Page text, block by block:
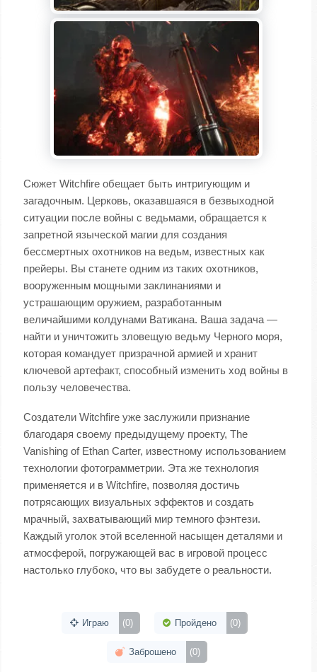
Сюжет Witchfire обещает быть интригующим и
загадочным. Церковь, оказавшаяся в безвыходной
ситуации после войны с ведьмами, обращается к
запретной языческой магии для создания
бессмертных охотников на ведьм, известных как
прейеры. Вы станете одним из таких охотников,
вооруженным мощными заклинаниями и
устрашающим оружием, разработанным
величайшими колдунами Ватикана. Ваша задача —
найти и уничтожить зловещую ведьму Черного моря,
которая командует призрачной армией и хранит
ключевой артефакт, способный изменить ход войны в
пользу человечества.
Создатели Witchfire уже заслужили признание
благодаря своему предыдущему проекту, The
Vanishing of Ethan Carter, известному использованием
технологии фотограмметрии. Эта же технология
применяется и в Witchfire, позволяя достичь
потрясающих визуальных эффектов и создать
мрачный, захватывающий мир темного фэнтези.
Каждый уголок этой вселенной насыщен деталями и
атмосферой, погружающей вас в игровой процесс
настолько глубоко, что вы забудете о реальности.
Играю (0) Пройдено (0)
Заброшено (0)